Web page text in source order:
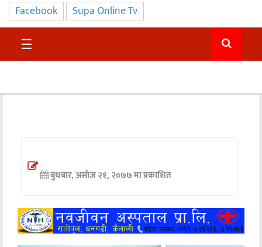
प्रमुख
समाचार
सुदुर
अन्तर्वार्ता
खेलकुद
मनोरञ्जन
Facebook Supa Online Tv
☰
बुधबार, असोज २१, २०७७ मा प्रकाशित